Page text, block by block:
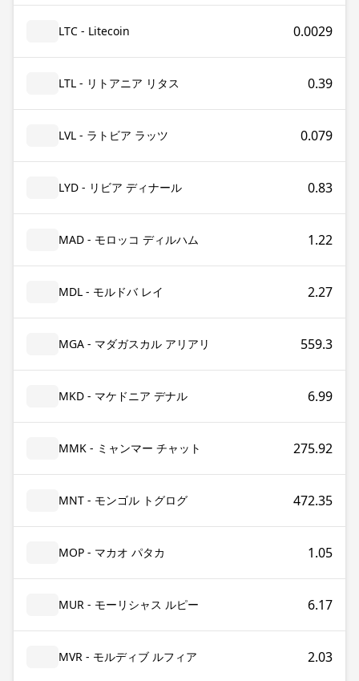
LTC - Litecoin 0.0029
LTL - リトアニア リタス 0.39
LVL - ラトビア ラッツ 0.079
LYD - リビア ディナール 0.83
MAD - モロッコ ディルハム 1.22
MDL - モルドバ レイ 2.27
MGA - マダガスカル アリアリ 559.3
MKD - マケドニア デナル 6.99
MMK - ミャンマー チャット 275.92
MNT - モンゴル トグログ 472.35
MOP - マカオ パタカ 1.05
MUR - モーリシャス ルピー 6.17
MVR - モルディブ ルフィア 2.03